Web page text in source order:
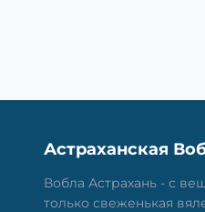
Астраханская
Вобла Астрахань - с
только свеженькая